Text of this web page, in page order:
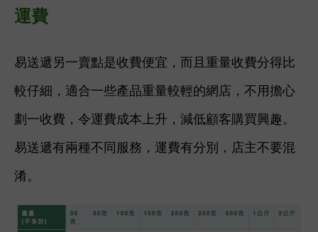
運費
易送遞另一賣點是收費便宜，而且重量收費分得比
較仔細，適合一些產品重量較輕的網店，不用擔心
劃一收費，令運費成本上升，減低顧客購買興趣。
易送遞有兩種不同服務，運費有分別，店主不要混
淆。